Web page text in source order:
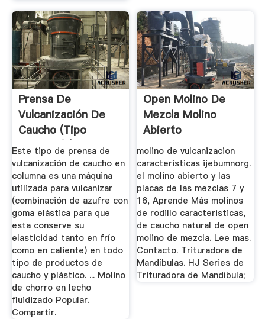
Prensa De
Vulcanización De
Caucho (tipo
Columna) | Sea King
Este tipo de prensa de
vulcanización de caucho en
columna es una máquina
utilizada para vulcanizar
(combinación de azufre con
goma elástica para que
esta conserve su
elasticidad tanto en frío
como en caliente) en todo
tipo de productos de
caucho y plástico. ... Molino
de chorro en lecho
fluidizado Popular.
Compartir.
Open Molino De
Mezcla Molino
Abierto
molino de vulcanizacion
caracteristicas ijebumnorg.
el molino abierto y las
placas de las mezclas 7 y
16, Aprende Más molinos
de rodillo caracteristicas,
de caucho natural de open
molino de mezcla. Lee mas.
Contacto. Trituradora de
Mandíbulas. HJ Series de
Trituradora de Mandíbula;